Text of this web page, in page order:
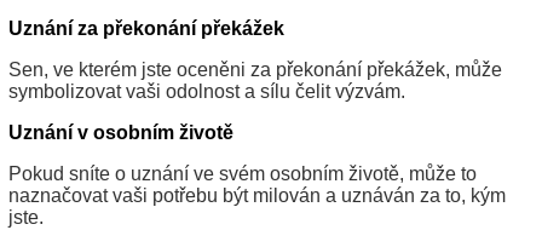
Uznání za překonání překážek
Sen, ve kterém jste oceněni za překonání překážek, může
symbolizovat vaši odolnost a sílu čelit výzvám.
Uznání v osobním životě
Pokud sníte o uznání ve svém osobním životě, může to
naznačovat vaši potřebu být milován a uznáván za to, kým
jste.